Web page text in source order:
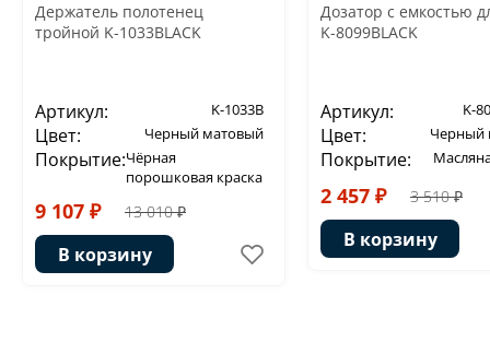
Держатель полотенец
тройной K-1033BLACK
Артикул: K-1033B
Цвет: Черный матовый
Покрытие:Чёрная
порошковая краска
9 107 ₽ 13 010 ₽
В корзину
Дозатор с емкостью
K-8099BLACK
Артикул: K-
Цвет: Черный
Покрытие:
2 457 ₽ 3 510 ₽
В корзину